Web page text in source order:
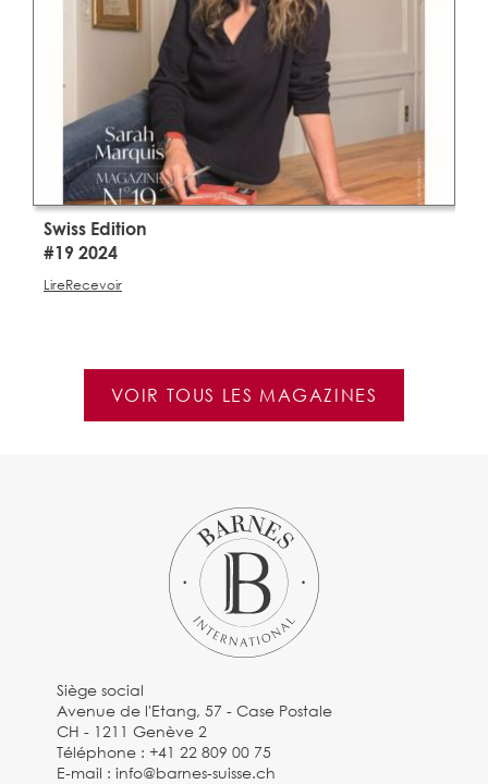
Swiss Edition
#19 2024
LireRecevoir
VOIR TOUS LES MAGAZINES
Siège social
Avenue de l'Etang, 57 - Case Postale
CH - 1211 Genève 2
Téléphone :+41 22 809 00 75
E-mail :info@barnes-suisse.ch